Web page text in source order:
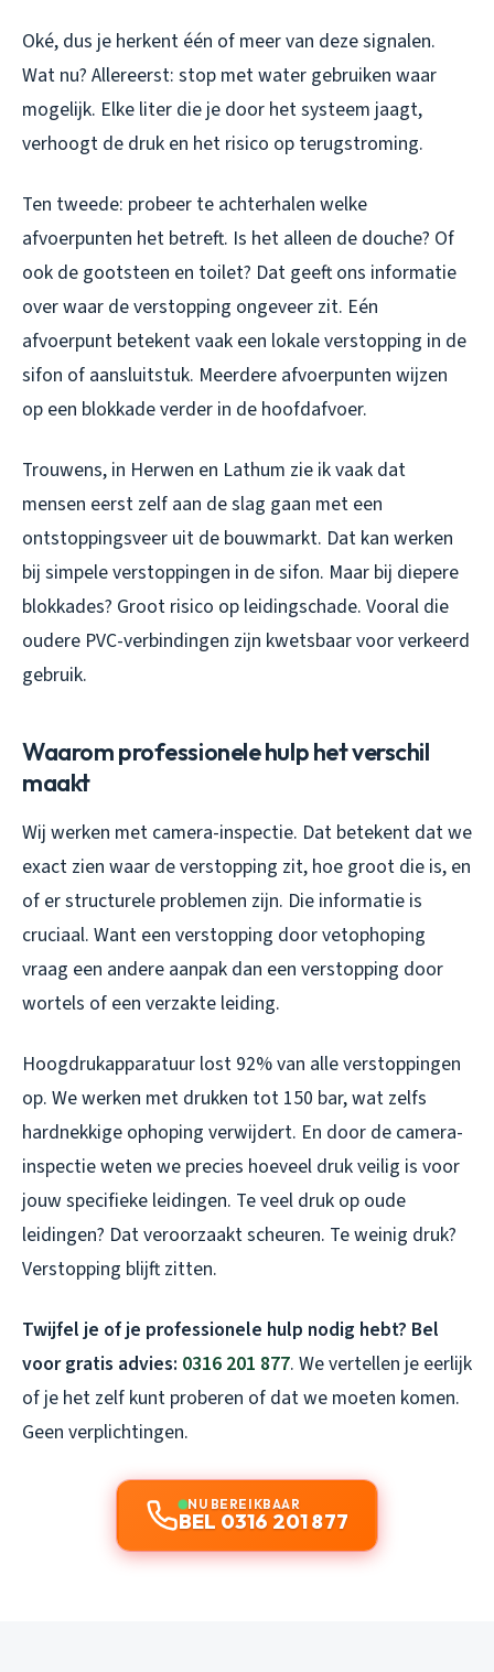
Oké, dus je herkent één of meer van deze signalen.
Wat nu? Allereerst: stop met water gebruiken waar
mogelijk. Elke liter die je door het systeem jaagt,
verhoogt de druk en het risico op terugstroming.
Ten tweede: probeer te achterhalen welke
afvoerpunten het betreft. Is het alleen de douche? Of
ook de gootsteen en toilet? Dat geeft ons informatie
over waar de verstopping ongeveer zit. Eén
afvoerpunt betekent vaak een lokale verstopping in de
sifon of aansluitstuk. Meerdere afvoerpunten wijzen
op een blokkade verder in de hoofdafvoer.
Trouwens, in Herwen en Lathum zie ik vaak dat
mensen eerst zelf aan de slag gaan met een
ontstoppingsveer uit de bouwmarkt. Dat kan werken
bij simpele verstoppingen in de sifon. Maar bij diepere
blokkades? Groot risico op leidingschade. Vooral die
oudere PVC-verbindingen zijn kwetsbaar voor verkeerd
gebruik.
Waarom professionele hulp het verschil
maakt
Wij werken met camera-inspectie. Dat betekent dat we
exact zien waar de verstopping zit, hoe groot die is, en
of er structurele problemen zijn. Die informatie is
cruciaal. Want een verstopping door vetophoping
vraag een andere aanpak dan een verstopping door
wortels of een verzakte leiding.
Hoogdrukapparatuur lost 92% van alle verstoppingen
op. We werken met drukken tot 150 bar, wat zelfs
hardnekkige ophoping verwijdert. En door de camera-
inspectie weten we precies hoeveel druk veilig is voor
jouw specifieke leidingen. Te veel druk op oude
leidingen? Dat veroorzaakt scheuren. Te weinig druk?
Verstopping blijft zitten.
Twijfel je of je professionele hulp nodig hebt? Bel
voor gratis advies: 0316 201 877. We vertellen je eerlijk
of je het zelf kunt proberen of dat we moeten komen.
Geen verplichtingen.
NU BEREIKBAAR
BEL 0316 201 877